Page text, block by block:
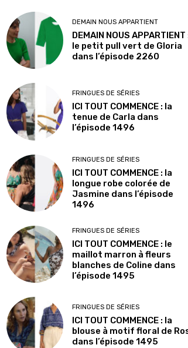
DEMAIN NOUS APPARTIENT
DEMAIN NOUS APPARTIENT
le petit pull vert de Gloria
dans l’épisode 2260
FRINGUES DE SÉRIES
ICI TOUT COMMENCE : la
tenue de Carla dans
l’épisode 1496
FRINGUES DE SÉRIES
ICI TOUT COMMENCE : la
longue robe colorée de
Jasmine dans l’épisode
1496
FRINGUES DE SÉRIES
ICI TOUT COMMENCE : le
maillot marron à fleurs
blanches de Coline dans
l’épisode 1495
FRINGUES DE SÉRIES
ICI TOUT COMMENCE : la
blouse à motif floral de
dans l’épisode 1495